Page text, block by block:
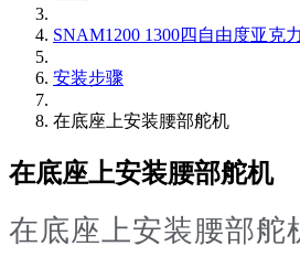
SNAM1200 1300四自由度亚克
安装步骤
在底座上安装腰部舵机
在底座上安装腰部舵机
在底座上安装腰部舵